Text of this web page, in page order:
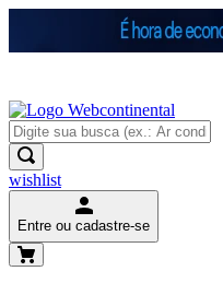
wishlist
Entre ou cadastre-se